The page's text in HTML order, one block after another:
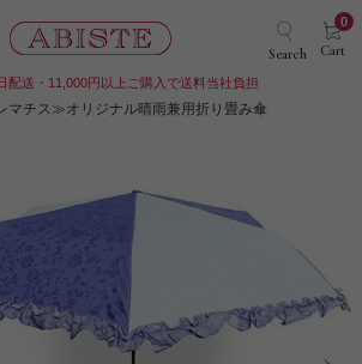
Search Cart
0
配送・11,000円以上ご購入で送料当社負担
マチス≫オリジナル晴雨兼用折り畳み傘